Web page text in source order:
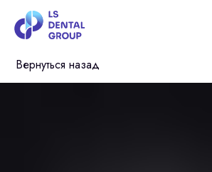
Вернуться назад